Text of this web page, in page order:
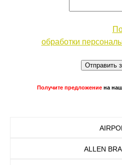
обработки
Отправить
Получите предложение на
AIRPOL
ALLEN